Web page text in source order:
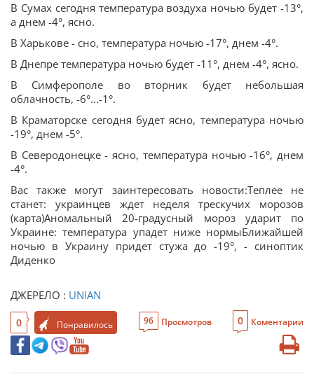
В Сумах сегодня температура воздуха ночью будет -13°,
а днем -4°, ясно.
В Харькове - сно, температура ночью -17°, днем -4°.
В Днепре температура ночью будет -11°, днем -4°, ясно.
В Симферополе во вторник будет небольшая
облачность, -6°...-1°.
В Краматорске сегодня будет ясно, температура ночью
-19°, днем -5°.
В Северодонецке - ясно, температура ночью -16°, днем
-4°.
Вас также могут заинтересовать новости:Теплее не
станет: украинцев ждет неделя трескучих морозов
(карта)Аномальный 20-градусный мороз ударит по
Украине: температура упадет ниже нормыБлижайшей
ночью в Украину придет стужа до -19°, - синоптик
Диденко
ДЖЕРЕЛО : UNIAN
0 Понравилось 96 Просмотров 0 Коментарии